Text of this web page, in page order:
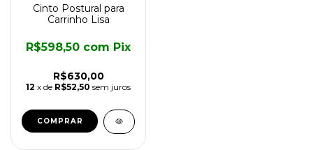
Cinto Postural para
Carrinho Lisa
R$630,00
R$598,50 com Pix
12 x de R$52,50 sem juros
COMPRAR